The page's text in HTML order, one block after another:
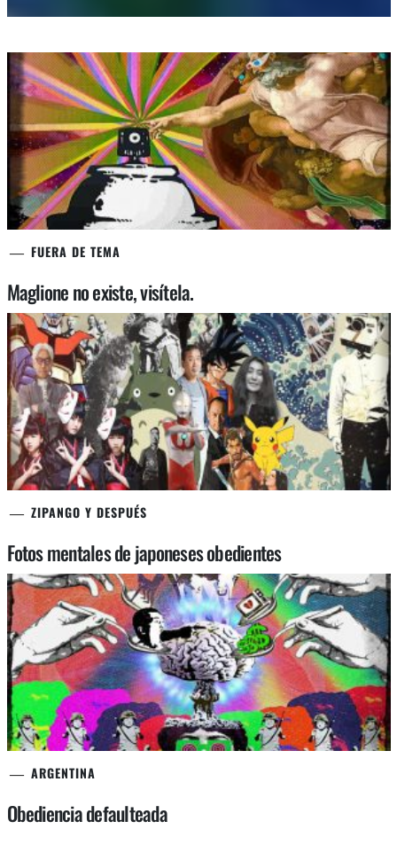
FUERA DE TEMA
Maglione no existe, visítela.
ZIPANGO Y DESPUÉS
Fotos mentales de japoneses obedientes
ARGENTINA
Obediencia defaulteada